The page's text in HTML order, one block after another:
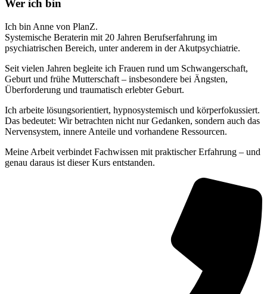
Wer ich bin
Ich bin Anne von PlanZ.
Systemische Beraterin mit 20 Jahren Berufserfahrung im
psychiatrischen Bereich, unter anderem in der Akutpsychiatrie.
Seit vielen Jahren begleite ich Frauen rund um Schwangerschaft,
Geburt und frühe Mutterschaft – insbesondere bei Ängsten,
Überforderung und traumatisch erlebter Geburt.
Ich arbeite lösungsorientiert, hypnosystemisch und körperfokussiert.
Das bedeutet: Wir betrachten nicht nur Gedanken, sondern auch das
Nervensystem, innere Anteile und vorhandene Ressourcen.
Meine Arbeit verbindet Fachwissen mit praktischer Erfahrung – und
genau daraus ist dieser Kurs entstanden.